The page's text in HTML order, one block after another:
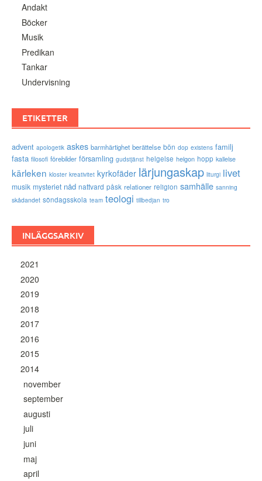
Andakt
Böcker
Musik
Predikan
Tankar
Undervisning
ETIKETTER
advent apologetik askes barmhärtighet berättelse bön dop existens familj
fasta filosofi förebilder församling gudstjänst helgelse helgon hopp kallelse
kärleken kloster kreativitet kyrkofäder lärjungaskap liturgi livet
musik mysteriet nåd nattvard påsk relationer religion samhälle sanning
skådandet söndagsskola team teologi tillbedjan tro
INLÄGGSARKIV
2021
2020
2019
2018
2017
2016
2015
2014
november
september
augusti
juli
juni
maj
april